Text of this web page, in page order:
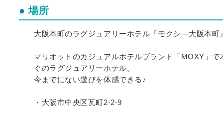
場所
大阪本町のラグジュアリーホテル『モクシ―大阪本町
マリオットのカジュアルホテルブランド「MOXY」で
ぐのラグジュアリーホテル。
今までにない遊びを体感できる♪
・大阪市中央区瓦町2-2-9